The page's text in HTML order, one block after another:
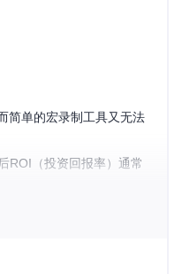
简单的宏录制工具又无法
ROI（投资回报率）通常